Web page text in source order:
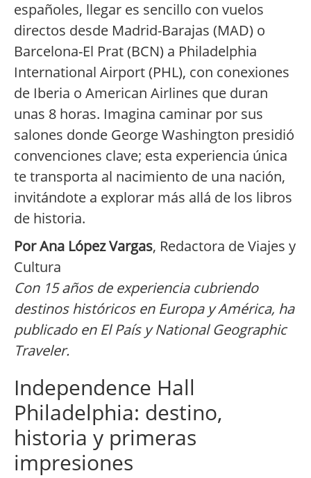
españoles, llegar es sencillo con vuelos
directos desde Madrid-Barajas (MAD) o
Barcelona-El Prat (BCN) a Philadelphia
International Airport (PHL), con conexiones
de Iberia o American Airlines que duran
unas 8 horas. Imagina caminar por sus
salones donde George Washington presidió
convenciones clave; esta experiencia única
te transporta al nacimiento de una nación,
invitándote a explorar más allá de los libros
de historia.
Por Ana López Vargas, Redactora de Viajes y
Cultura
Con 15 años de experiencia cubriendo
destinos históricos en Europa y América, ha
publicado en El País y National Geographic
Traveler.
Independence Hall
Philadelphia: destino,
historia y primeras
impresiones